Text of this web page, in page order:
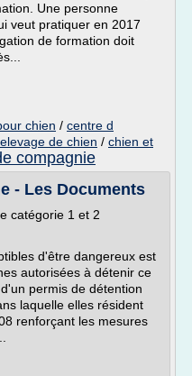
Une personne
veut pratiquer en 2017
de formation doit
chien / centre d
de chien / chien et
compagnie
- Les Documents
catégorie 1 et 2
d'être dangereux est
autorisées à détenir ce
permis de détention
laquelle elles résident
renforçant les mesures